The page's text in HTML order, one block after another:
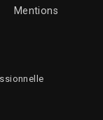
Mentions